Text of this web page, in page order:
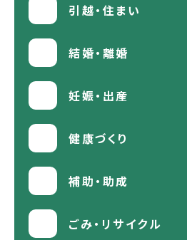
引越・住まい
結婚・離婚
妊娠・出産
健康づくり
補助・助成
ごみ・リサイクル